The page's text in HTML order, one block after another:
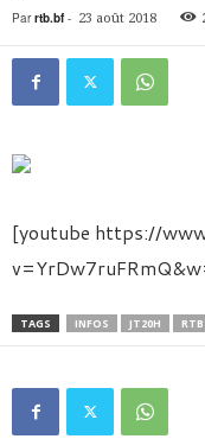
Par rtb.bf- 23 août 2018
[youtube https://
TAGS INFOS JT20H RTB